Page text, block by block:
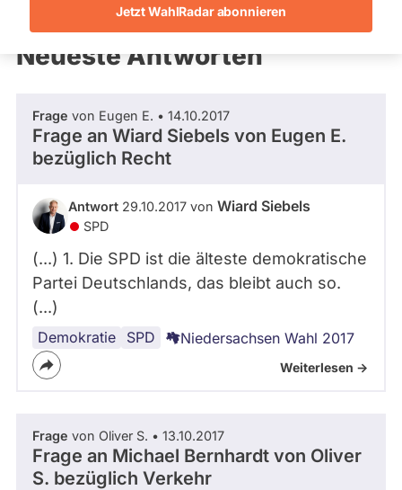
Archiv
Über uns
Jetzt WahlRadar abonnieren
Neueste Antworten
Frage von Eugen E. • 14.10.2017
Frage an Wiard Siebels von Eugen E.
bezüglich Recht
Antwort 29.10.2017 von Wiard Siebels
SPD
(...) 1. Die SPD ist die älteste demokratische
Partei Deutschlands, das bleibt auch so.
(...)
Demokratie SPD Niedersachsen Wahl 2017
Weiterlesen ->
Frage von Oliver S. • 13.10.2017
Frage an Michael Bernhardt von Oliver
S. bezüglich Verkehr